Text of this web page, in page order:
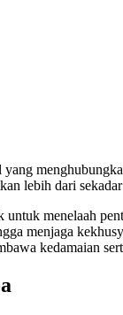
lebih dari
menelaah
menjaga
kedamaian